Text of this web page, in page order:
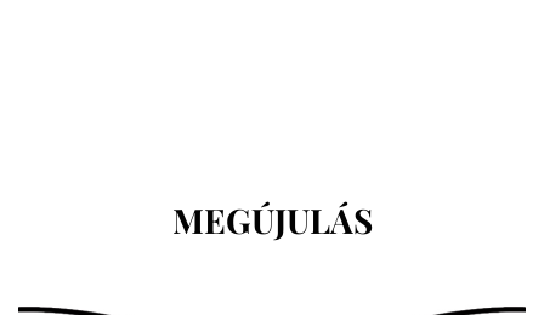
CÍMKE
:
MEGÚJULÁS